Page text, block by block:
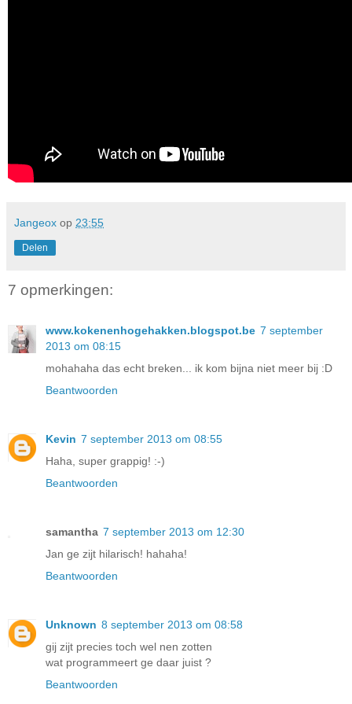
Jangeox op 23:55
Delen
7 opmerkingen:
www.kokenenhogehakken.blogspot.be 7 september
2013 om 08:15
mohahaha das echt breken... ik kom bijna niet meer bij :D
Beantwoorden
Kevin 7 september 2013 om 08:55
Haha, super grappig! :-)
Beantwoorden
samantha 7 september 2013 om 12:30
Jan ge zijt hilarisch! hahaha!
Beantwoorden
Unknown 8 september 2013 om 08:58
gij zijt precies toch wel nen zotten
wat programmeert ge daar juist ?
Beantwoorden